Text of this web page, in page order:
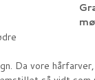
Da vore